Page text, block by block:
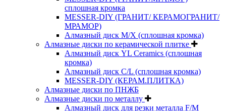
сплошная кромка
MESSER-DIY (ГРАНИТ/ КЕРАМОГРАНИТ/
МРАМОР)
Алмазный диск M/X (сплошная кромка)
Алмазные диски по керамической плитке
Алмазный диск YL Ceramics (сплошная
кромка)
Алмазный диск C/L (сплошная кромка)
MESSER-DIY (КЕРАМ.ПЛИТКА)
Алмазные диски по ПНЖБ
Алмазные диски по металлу
Алмазный диск для резки металла F/M